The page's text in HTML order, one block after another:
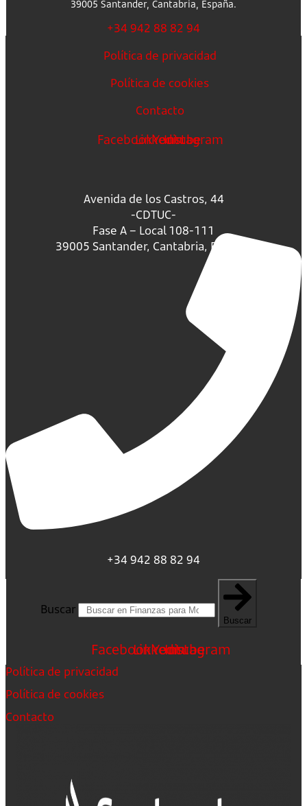
39005 Santander, Cantabria, España.
+34 942 88 82 94
Política de privacidad
Política de cookies
Contacto
FacebookLinkedin
Youtube
Instagram
Avenida de los Castros, 44
-CDTUC-
Fase A – Local 108-111
39005 Santander, Cantabria, España.
+34 942 88 82 94
Buscar
Buscar
FacebookLinkedin
Youtube
Instagram
Política de privacidad
Política de cookies
Contacto